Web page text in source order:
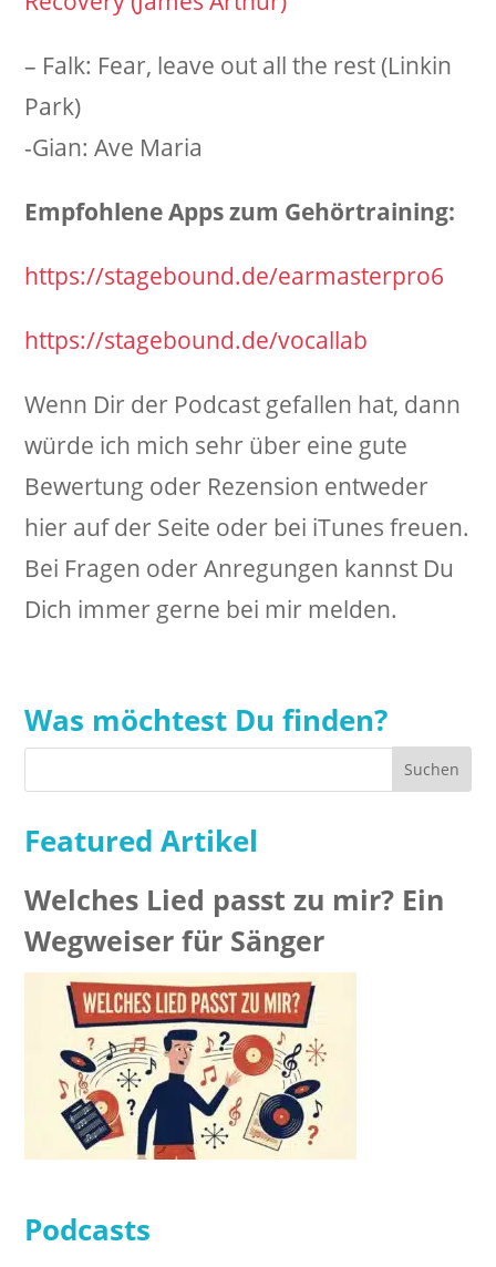
– Falk: Fear, leave out all the rest (Linkin
Park)
-Gian: Ave Maria
Empfohlene Apps zum Gehörtraining:
https://stagebound.de/earmasterpro6
https://stagebound.de/vocallab
Wenn Dir der Podcast gefallen hat, dann
würde ich mich sehr über eine gute
Bewertung oder Rezension entweder
hier auf der Seite oder bei iTunes freuen.
Bei Fragen oder Anregungen kannst Du
Dich immer gerne bei mir melden.
Was möchtest Du finden?
Featured Artikel
Welches Lied passt zu mir? Ein
Wegweiser für Sänger
Podcasts